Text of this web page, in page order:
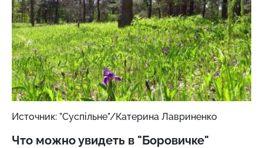
Источник: "Суспільне"/Катерина Лавриненко
Что можно увидеть в "Боровичке"